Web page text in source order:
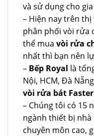
và sử dụng cho
– Hiện nay trên
phân phối vòi rửa
thể mua vòi rửa
nhất thì bạn nên
– Bếp Royal là
Nội, HCM, Đà
vòi rửa bát
– Chúng tôi có 15
ngành thiết bị
chuyên môn cao,